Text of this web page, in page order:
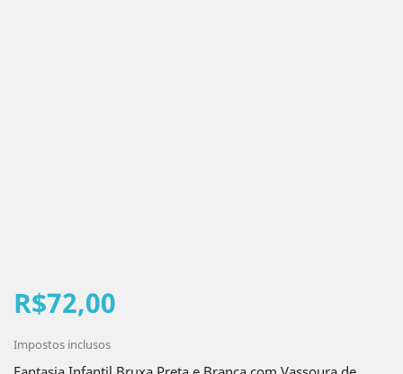
R$72,00
Impostos inclusos